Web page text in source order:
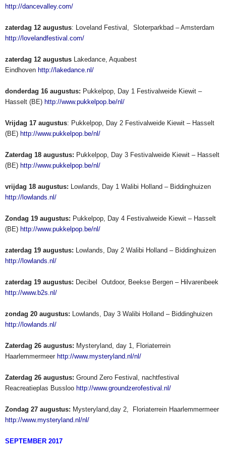
http://dancevalley.com/
zaterdag 12 augustus: Loveland Festival, Sloterparkbad – Amsterdam
http://lovelandfestival.com/
zaterdag 12 augustus Lakedance, Aquabest
Eindhoven http://lakedance.nl/
donderdag 16 augustus: Pukkelpop, Day 1 Festivalweide Kiewit –
Hasselt (BE) http://www.pukkelpop.be/nl/
Vrijdag 17 augustus: Pukkelpop, Day 2 Festivalweide Kiewit – Hasselt
(BE) http://www.pukkelpop.be/nl/
Zaterdag 18 augustus: Pukkelpop, Day 3 Festivalweide Kiewit – Hasselt
(BE) http://www.pukkelpop.be/nl/
vrijdag 18 augustus: Lowlands, Day 1 Walibi Holland – Biddinghuizen
http://lowlands.nl/
Zondag 19 augustus: Pukkelpop, Day 4 Festivalweide Kiewit – Hasselt
(BE) http://www.pukkelpop.be/nl/
zaterdag 19 augustus: Lowlands, Day 2 Walibi Holland – Biddinghuizen
http://lowlands.nl/
zaterdag 19 augustus: Decibel Outdoor, Beekse Bergen – Hilvarenbeek
http://www.b2s.nl/
zondag 20 augustus: Lowlands, Day 3 Walibi Holland – Biddinghuizen
http://lowlands.nl/
Zaterdag 26 augustus: Mysteryland, day 1, Floriaterrein
Haarlemmermeer http://www.mysteryland.nl/nl/
Zaterdag 26 augustus: Ground Zero Festival, nachtfestival
Reacreatieplas Bussloo http://www.groundzerofestival.nl/
Zondag 27 augustus: Mysteryland,day 2, Floriaterrein Haarlemmermeer
http://www.mysteryland.nl/nl/
SEPTEMBER 2017